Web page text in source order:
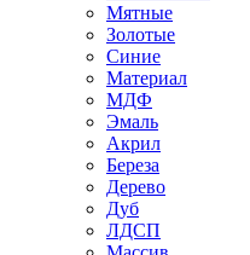
Мятные
Золотые
Синие
Материал
МДФ
Эмаль
Акрил
Береза
Дерево
Дуб
ЛДСП